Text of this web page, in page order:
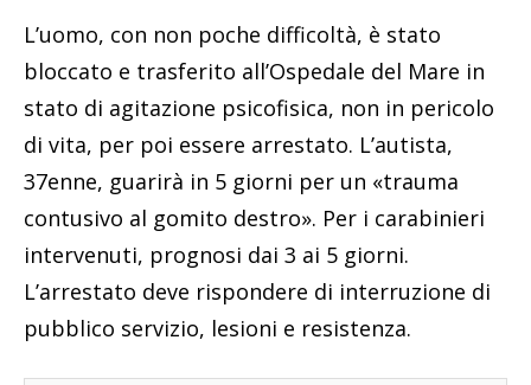
L’uomo, con non poche difficoltà, è stato
bloccato e trasferito all’Ospedale del Mare in
stato di agitazione psicofisica, non in pericolo
di vita, per poi essere arrestato. L’autista,
37enne, guarirà in 5 giorni per un «trauma
contusivo al gomito destro». Per i carabinieri
intervenuti, prognosi dai 3 ai 5 giorni.
L’arrestato deve rispondere di interruzione di
pubblico servizio, lesioni e resistenza.